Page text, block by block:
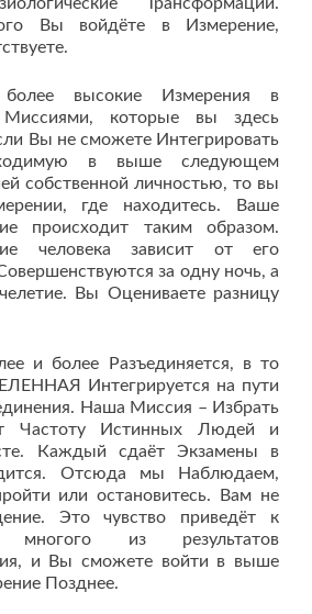
Вы войдёте в Измерение,
высокие Измерения в
Миссиями, которые вы здесь
Вы не сможете Интегрировать
в выше следующем
собственной личностью, то вы
где находитесь. Ваше
происходит таким образом.
человека зависит от его
за одну ночь, а
Вы Оцениваете разницу
и более Разъединяется, в то
Интегрируется на пути
Наша Миссия – Избрать
Частоту Истинных Людей и
Каждый сдаёт Экзамены в
Отсюда мы Наблюдаем,
или остановитесь. Вам не
Это чувство приведёт к
из результатов
и Вы сможете войти в выше
Позднее.